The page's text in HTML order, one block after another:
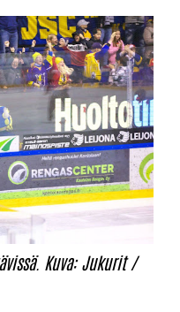
Kuva: Jukurit /